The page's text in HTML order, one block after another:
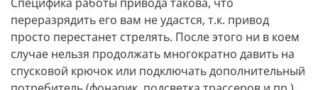
переразрядить его вам не удастся, т.к. привод
просто перестанет стрелять. После этого ни в коем
случае нельзя продолжать многократно давить на
спусковой крючок или подключать дополнительный